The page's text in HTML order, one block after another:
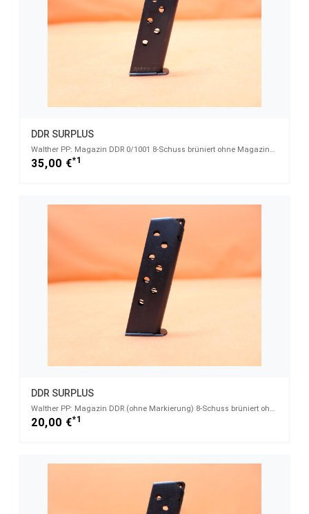
DDR SURPLUS
Walther PP: Magazin DDR 0/1001 8-Schuss brüniert ohne Magazinschuh 7,65mmBrowning
35,00 €*1
DDR SURPLUS
Walther PP: Magazin DDR (ohne Markierung) 8-Schuss brüniert ohne Magazinschuh 7,65mmBrowning
20,00 €*1